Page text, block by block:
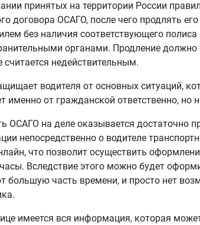
принятых на территории России
договора ОСАГО, после чего продлять
без наличия соответствующего
органами. Продление должно
считается недействительным.
водителя от основных ситуаций,
именно от гражданской ответственно, но
ОСАГО на деле оказывается достаточно
непосредственно о водителе
что позволит осуществить
Вследствие этого можно будет
большую часть времени, и просто нет
имеется вся информация, которая